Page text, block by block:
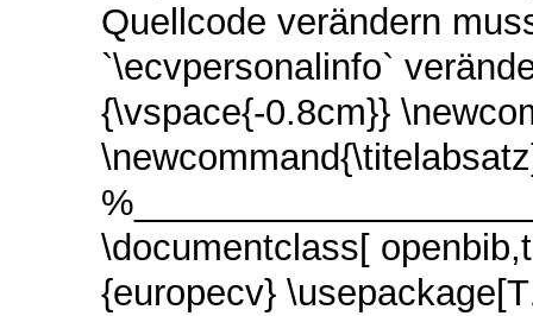
Quellcode verändern
`\ecvpersonalinfo`
{\vspace{-0.8cm}}
\documentclass[
{europecv}